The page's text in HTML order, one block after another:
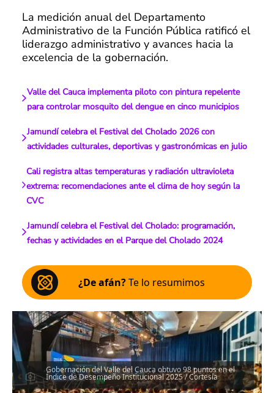
La medición anual del Departamento
Administrativo de la Función Pública ratificó el
liderazgo administrativo y avances hacia la
excelencia de la gobernación.
Valle del Cauca implementa piloto con pintura repelente
para controlar mosquito del dengue en cinco municipios
Jamundí celebra el Festival del Cholado 2026 con
actividades culturales, deportivas y gastronómicas en julio
Cali registra altas temperaturas y radiación ultravioleta
extrema: recomendaciones ante el clima de hoy según la
CVC
Jamundí celebra el Festival del Cholado: programación,
fechas y actividades en el Parque del Cholado 2024
¿De afán?Te lo resumimos
Gobernación del Valle del Cauca obtuvo 98 puntos en el
Índice de Desempeño Institucional 2025 / Cortesía